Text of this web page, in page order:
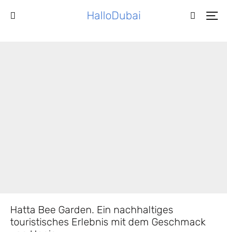
HalloDubai
Hatta Bee Garden. Ein nachhaltiges
touristisches Erlebnis mit dem Geschmack